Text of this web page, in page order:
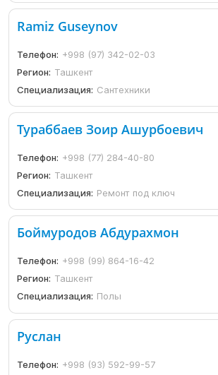
Ramiz Guseynov
Телефон: +998 (97) 342-02-03
Регион: Ташкент
Специализация: Сантехники
Тураббаев Зоир Ашурбоевич
Телефон: +998 (77) 284-40-80
Регион: Ташкент
Специализация: Ремонт под ключ
Боймуродов Абдурахмон
Телефон: +998 (99) 864-16-42
Регион: Ташкент
Специализация: Полы
Руслан
Телефон: +998 (93) 592-99-57